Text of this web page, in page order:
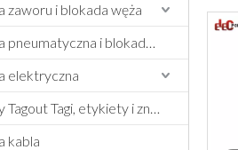
zaworu i blokada węża
Blokada pneumatyczna i blokada cylindra
elektryczna
Blokady Tagout Tagi, etykiety i znak
kabla